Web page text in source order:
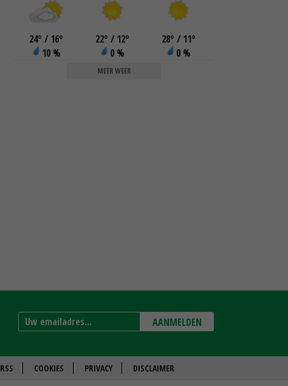
24° / 16°
10 %
22° / 12°
0 %
28° / 11°
0 %
MEER WEER
AANMELDEN
RSS COOKIES PRIVACY DISCLAIMER